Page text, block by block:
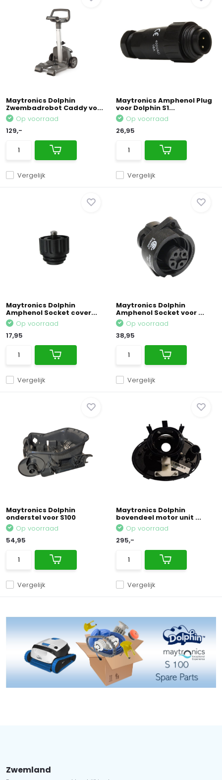
Maytronics Dolphin
Zwembadrobot Caddy vo...
Vergelijk
Op voorraad
129,-
Maytronics Amphenol Plug
voor Dolphin S1...
Vergelijk
Op voorraad
26,95
Maytronics Dolphin
Amphenol Socket cover...
Vergelijk
Op voorraad
17,95
Maytronics Dolphin
Amphenol Socket voor ...
Vergelijk
Op voorraad
38,95
Maytronics Dolphin
onderstel voor S100
Vergelijk
Op voorraad
54,95
Maytronics Dolphin
bovendeel motor unit ...
Vergelijk
Op voorraad
295,-
Zwemland